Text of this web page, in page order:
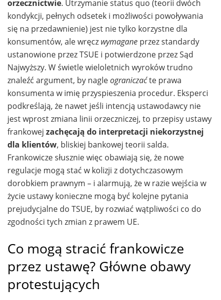
orzecznictwie. Utrzymanie status quo (teorii dwóch
kondykcji, pełnych odsetek i możliwości powoływania
się na przedawnienie) jest nie tylko korzystne dla
konsumentów, ale wręcz wymagane przez standardy
ustanowione przez TSUE i potwierdzone przez Sąd
Najwyższy. W świetle wieloletnich wyroków trudno
znaleźć argument, by nagleograniczaćte prawa
konsumenta w imię przyspieszenia procedur. Eksperci
podkreślają, że nawet jeśli intencją ustawodawcy nie
jest wprost zmiana linii orzeczniczej, to przepisy ustawy
frankowej zachęcają do interpretacji niekorzystnej
dla klientów, bliskiej bankowej teorii salda.
Frankowicze słusznie więc obawiają się, że nowe
regulacje mogą stać w kolizji z dotychczasowym
dorobkiem prawnym – i alarmują, że w razie wejścia w
życie ustawy konieczne mogą być kolejne pytania
prejudycjalne do TSUE, by rozwiać wątpliwości co do
zgodności tych zmian z prawem UE.
Co mogą stracić frankowicze
przez ustawę? Główne obawy
protestujących